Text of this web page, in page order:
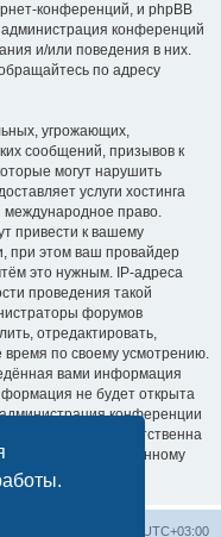
конференций, и phpBB
администрация конференций
и/или поведения в них.
по адресу
угрожающих,
сообщений, призывов к
могут нарушить
услуги хостинга
право.
привести к вашему
при этом ваш провайдер
это нужным. IP-адреса
проведения такой
форумов
отредактировать,
по своему усмотрению.
вами информация
не будет открыта
конференции
может быть ответственна
к несанкционированному
UTC+03:00